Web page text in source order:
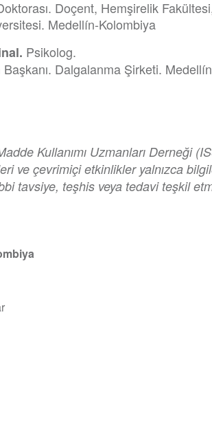
Doçent, Hemşirelik
Medellín-Kolombiya
Psikolog.
Dalgalanma Şirketi.
Kullanımı Uzmanları Derneği
ve çevrimiçi etkinlikler yalnızca
tavsiye, teşhis veya tedavi teşkil